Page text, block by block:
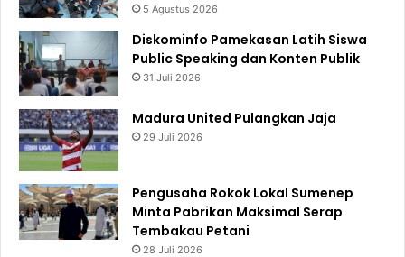
5 Agustus 2026
Diskominfo Pamekasan Latih Siswa
Public Speaking dan Konten Publik
31 Juli 2026
Madura United Pulangkan Jaja
29 Juli 2026
Pengusaha Rokok Lokal Sumenep
Minta Pabrikan Maksimal Serap
Tembakau Petani
28 Juli 2026